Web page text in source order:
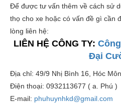
Để được tư vấn thêm về cách sử
thọ cho xe hoặc có vấn đề gì cần
lòng liên hệ:
LIÊN HỆ CÔNG TY:
Đại
Địa chỉ: 49/9 Nhị Bình 16, Hóc
Điện thoại: 0932113677 ( a. Phú )
E-mail: phuhuynhkd@gmail.com